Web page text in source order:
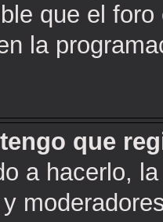
que el
la
que
a hacerlo,